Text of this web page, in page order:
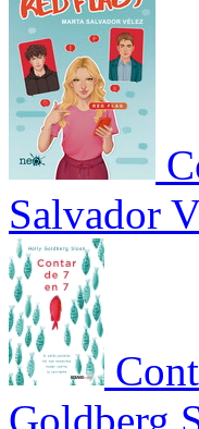
Salvador
Goldberg